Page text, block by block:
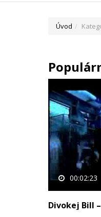
Úvod
00:02:23
Divokej Bill